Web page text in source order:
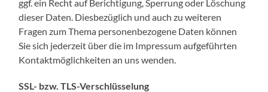
ggf. ein Recht auf Berichtigung, Sperrung oder Löschung
dieser Daten. Diesbezüglich und auch zu weiteren
Fragen zum Thema personenbezogene Daten können
Sie sich jederzeit über die im Impressum aufgeführten
Kontaktmöglichkeiten an uns wenden.
SSL- bzw. TLS-Verschlüsselung